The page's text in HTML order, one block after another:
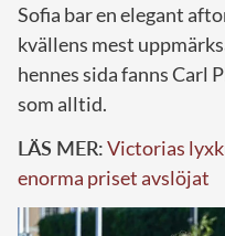
Sofia bar en elegant
kvällens mest
hennes sida fanns Carl
som alltid.
LÄS MER:Victorias
enorma priset avslöjat